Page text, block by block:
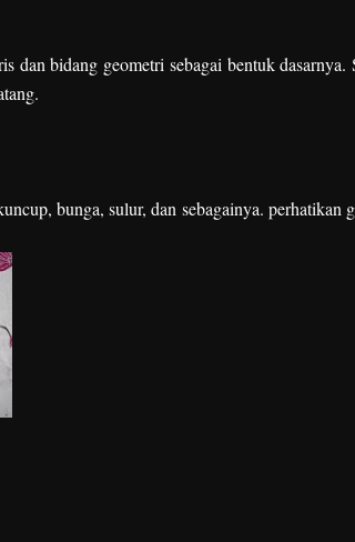
bidang geometri sebagai bentuk dasarnya.
bunga, sulur, dan sebagainya. perhatikan